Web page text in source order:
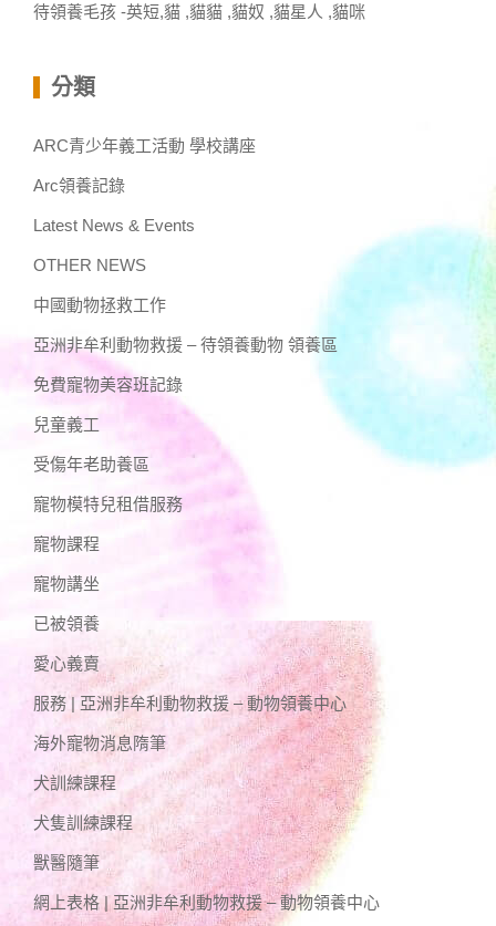
待領養毛孩 -英短,貓 ,貓貓 ,貓奴 ,貓星人 ,貓咪
分類
ARC青少年義工活動 學校講座
Arc領養記錄
Latest News & Events
OTHER NEWS
中國動物拯救工作
亞洲非牟利動物救援 – 待領養動物 領養區
免費寵物美容班記錄
兒童義工
受傷年老助養區
寵物模特兒租借服務
寵物課程
寵物講坐
已被領養
愛心義賣
服務 | 亞洲非牟利動物救援 – 動物領養中心
海外寵物消息隋筆
犬訓練課程
犬隻訓練課程
獸醫隨筆
網上表格 | 亞洲非牟利動物救援 – 動物領養中心